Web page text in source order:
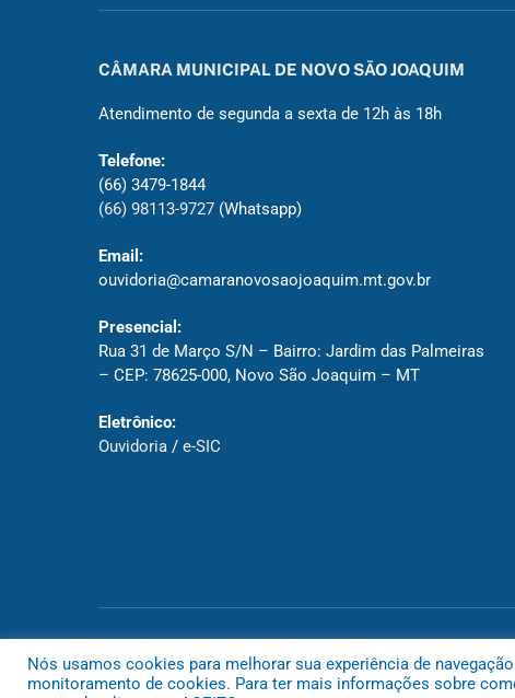
CÂMARA MUNICIPAL DE NOVO SÃO JOAQUIM
Atendimento de segunda a sexta de 12h às 18h
Telefone:
(66) 3479-1844
(66) 98113-9727 (Whatsapp)
Email:
ouvidoria@camaranovosaojoaquim.mt.gov.br
Presencial:
Rua 31 de Março S/N – Bairro: Jardim das Palmeiras
– CEP: 78625-000, Novo São Joaquim – MT
Eletrônico:
Ouvidoria / e-SIC
Nós usamos cookies para melhorar sua experiência de
monitoramento de cookies. Para ter mais informações sobre